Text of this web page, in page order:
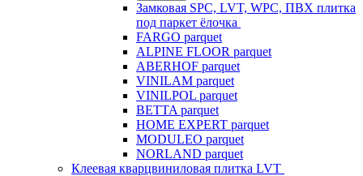
Замковая SPC, LVT, WPC, ПВХ плитка
под паркет ёлочка
FARGO parquet
ALPINE FLOOR parquet
ABERHOF parquet
VINILAM parquet
VINILPOL parquet
BETTA parquet
HOME EXPERT parquet
MODULEO parquet
NORLAND parquet
Клеевая кварцвиниловая плитка LVT